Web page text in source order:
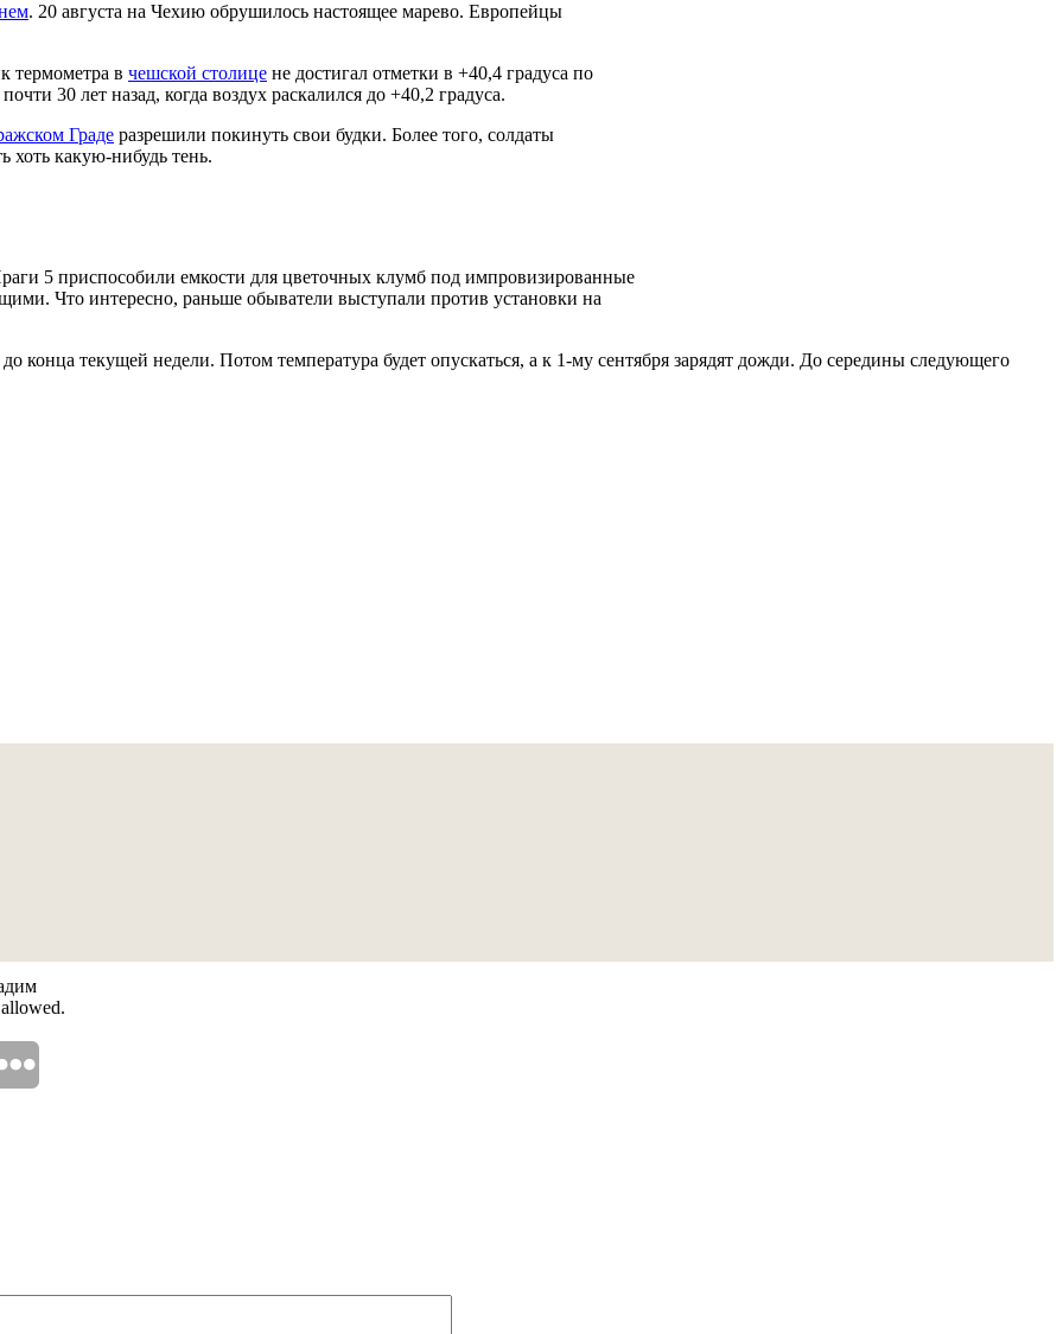
. 20 августа на Чехию обрушилось настоящее марево. Европейцы
термометра в чешской столице не достигал отметки в +40,4 градуса по
30 лет назад, когда воздух раскалился до +40,2 градуса.
Граде разрешили покинуть свои будки. Более того, солдаты
хоть какую-нибудь тень.
5 приспособили емкости для цветочных клумб под импровизированные
Что интересно, раньше обыватели выступали против установки на
конца текущей недели. Потом температура будет опускаться, а к 1-му сентября зарядят дожди. До середины следующего